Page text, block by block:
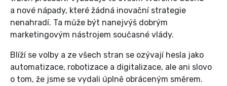
a nové nápady, které žádná inovační strategie
nenahradí. Ta může být nanejvýš dobrým
marketingovým nástrojem současné vlády.
Blíží se volby a ze všech stran se ozývají hesla jako
automatizace, robotizace a digitalizace, ale ani slovo
o tom, že jsme se vydali úplně obráceným směrem.